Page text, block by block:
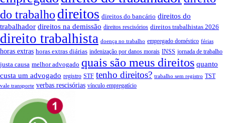
do trabalho direitos direitos do bancário direitos do
trabalhador direitos na demissão direitos rescisórios direitos trabalhistas 2026
direito trabalhista doença no trabalho empregado doméstico férias
horas extras horas extras diárias indenização por danos morais INSS jornada de trabalho
justa causa melhor advogado quais são meus direitos quanto
custa um advogado registro STF tenho direitos? trabalho sem registro TST
vale transporte verbas rescisórias vínculo empregatício